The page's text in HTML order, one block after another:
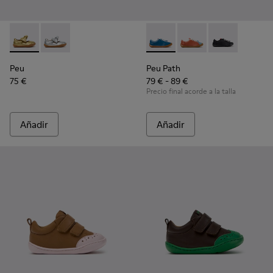
Peu - K800700-002 - Zapatos de piel amarillos para niños.
Peu - K800700-001 - Zapatos de piel grises para
Peu
75 €
Añadir
Peu Path - K800707-002 -
Peu Path -Peu Path -
Peu Path
79 € - 89 €
Precio final acorde a la talla
Añadir